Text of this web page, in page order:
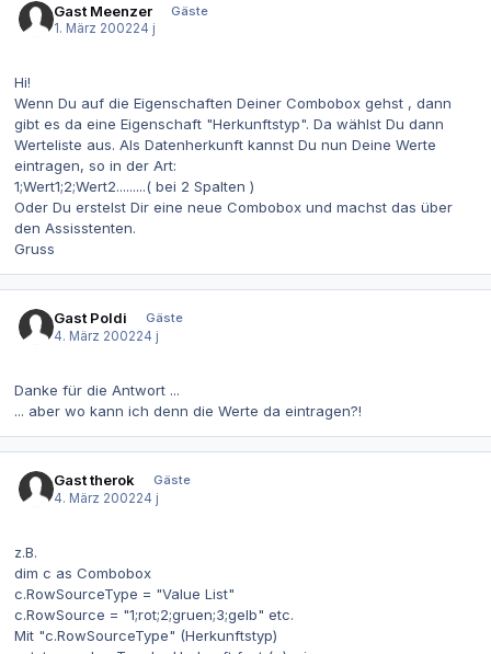
Gast Meenzer
Gäste
1. März 200224 j
Hi!
Wenn Du auf die Eigenschaften Deiner Combobox gehst , dann
gibt es da eine Eigenschaft "Herkunftstyp". Da wählst Du dann
Werteliste aus. Als Datenherkunft kannst Du nun Deine Werte
eintragen, so in der Art:
1;Wert1;2;Wert2.........( bei 2 Spalten )
Oder Du erstelst Dir eine neue Combobox und machst das über
den Assisstenten.
Gruss
Gast Poldi
Gäste
4. März 200224 j
Danke für die Antwort ...
... aber wo kann ich denn die Werte da eintragen?!
Gast therok
Gäste
4. März 200224 j
z.B.
dim c as Combobox
c.RowSourceType = "Value List"
c.RowSource = "1;rot;2;gruen;3;gelb" etc.
Mit "c.RowSourceType" (Herkunftstyp)